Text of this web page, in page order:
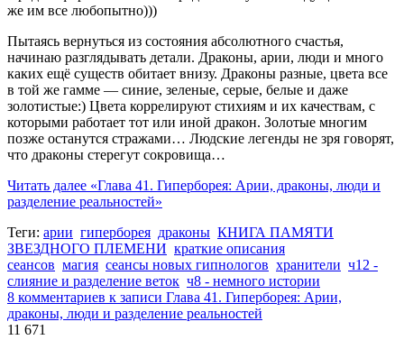
же им все любопытно)))
Пытаясь вернуться из состояния абсолютного счастья,
начинаю разглядывать детали. Драконы, арии, люди и много
каких ещё существ обитает внизу. Драконы разные, цвета все
в той же гамме — синие, зеленые, серые, белые и даже
золотистые:) Цвета коррелируют стихиям и их качествам, с
которыми работает тот или иной дракон. Золотые многим
позже останутся стражами… Людские легенды не зря говорят,
что драконы стерегут сокровища…
Читать далее «Глава 41. Гиперборея: Арии, драконы, люди и
разделение реальностей»
Теги: арии гиперборея драконы КНИГА ПАМЯТИ
ЗВЕЗДНОГО ПЛЕМЕНИ краткие описания
сеансов магия сеансы новых гипнологов хранители ч12 -
слияние и разделение веток ч8 - немного истории
8 комментариев к записи Глава 41. Гиперборея: Арии,
драконы, люди и разделение реальностей
11 671